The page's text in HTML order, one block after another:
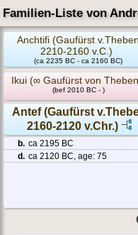
Familien-Liste von
Anchtifi (Gaufürst v.Theben
2210-2160 v.C.)
(ca 2235 BC - ca 2160 BC)
Ikui (∞ Gaufürst von
(bef 2010 BC - )
Antef (Gaufürst
2160-2120 v.Chr.)
b. ca 2195 BC
d. ca 2120 BC, age: 75